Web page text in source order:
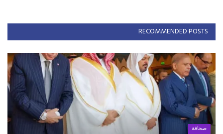
RECOMMENDED POSTS
صحافة